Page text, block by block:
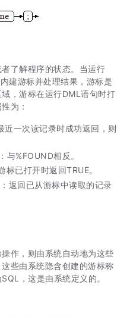
了解程序的状态。当运行
建游标并处理结果，游标是
，游标在运行DML语句时打
为：
近一次读记录时成功返回，则
与%FOUND相反。
已打开时返回TRUE。
返回已从游标中读取的记录
作，则由系统自动地为这些
些由系统隐含创建的游标称
，这是由系统定义的。